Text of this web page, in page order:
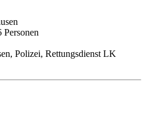
Personen
Polizei, Rettungsdienst LK